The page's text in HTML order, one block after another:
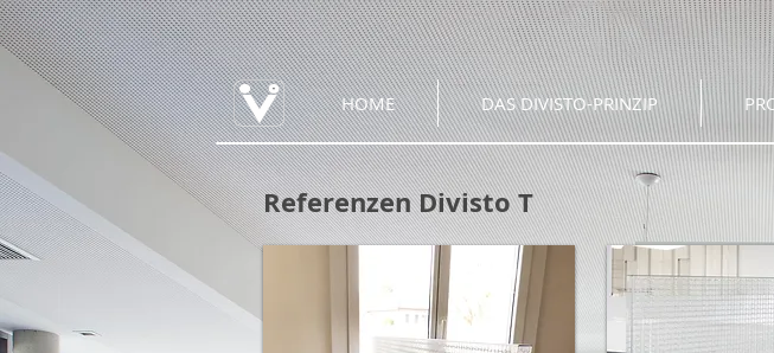
HOME DAS DIVISTO-PRINZIP
Referenzen Divisto T